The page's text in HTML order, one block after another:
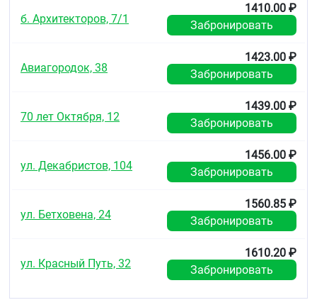
б. Архитекторов, 7/1
1410.00 ₽
Забронировать
Авиагородок, 38
1423.00 ₽
Забронировать
70 лет Октября, 12
1439.00 ₽
Забронировать
ул. Декабристов, 104
1456.00 ₽
Забронировать
ул. Бетховена, 24
1560.85 ₽
Забронировать
ул. Красный Путь, 32
1610.20 ₽
Забронировать